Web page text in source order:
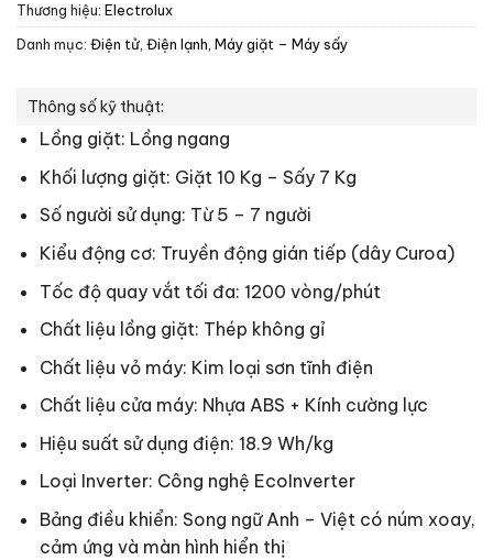
Thương hiệu: Electrolux
Danh mục: Điện tử, Điện lạnh, Máy giặt – Máy sấy
Thông số kỹ thuật:
Lồng giặt: Lồng ngang
Khối lượng giặt: Giặt 10 Kg – Sấy 7 Kg
Số người sử dụng: Từ 5 – 7 người
Kiểu động cơ: Truyền động gián tiếp (dây Curoa)
Tốc độ quay vắt tối đa: 1200 vòng/phút
Chất liệu lồng giặt: Thép không gỉ
Chất liệu vỏ máy: Kim loại sơn tĩnh điện
Chất liệu cửa máy: Nhựa ABS + Kính cường lực
Hiệu suất sử dụng điện: 18.9 Wh/kg
Loại Inverter: Công nghệ EcoInverter
Bảng điều khiển: Song ngữ Anh – Việt có núm xoay,
cảm ứng và màn hình hiển thị